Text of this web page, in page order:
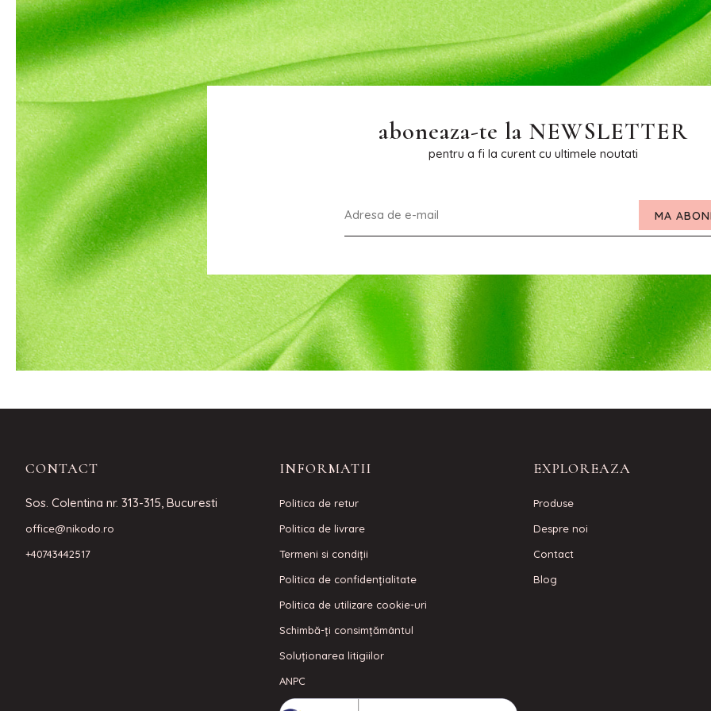
aboneaza-te la NEWSLETTER
pentru a fi la curent cu ultimele noutati
MA
CONTACT
Sos. Colentina nr. 313-315, Bucuresti
office@nikodo.ro
+40743442517
INFORMATII
Politica de retur
Politica de livrare
Termeni si condiţii
Politica de confidenţialitate
Politica de utilizare cookie-uri
Schimbă-ți consimțământul
Soluționarea litigiilor
ANPC
EXPLOREAZA
Produse
Despre noi
Contact
Blog